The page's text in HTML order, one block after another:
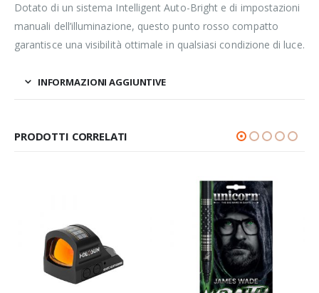
Dotato di un sistema Intelligent Auto-Bright e di impostazioni
manuali dell’illuminazione, questo punto rosso compatto
garantisce una visibilità ottimale in qualsiasi condizione di luce.
INFORMAZIONI AGGIUNTIVE
PRODOTTI CORRELATI